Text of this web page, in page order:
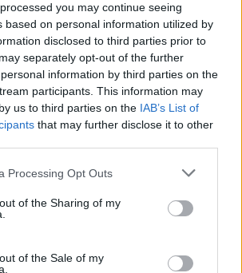
you may continue seeing
based on personal information utilized by
disclosed to third parties prior to
separately opt-out of the further
information by third parties on the
participants. This information may
us to third parties on the IAB’s List of
that may further disclose it to other
website/app uses one or more Google
or usage behaviour. You may click to
to Google and its third-party tags to
specified purposes in below Google
Processing Opt Outs
of the Sharing of my
of the Sale of my
γιόρτασε τα γενέθλιά της στο
ο πατέρας της
σε εκείνη και τη σύζυγό